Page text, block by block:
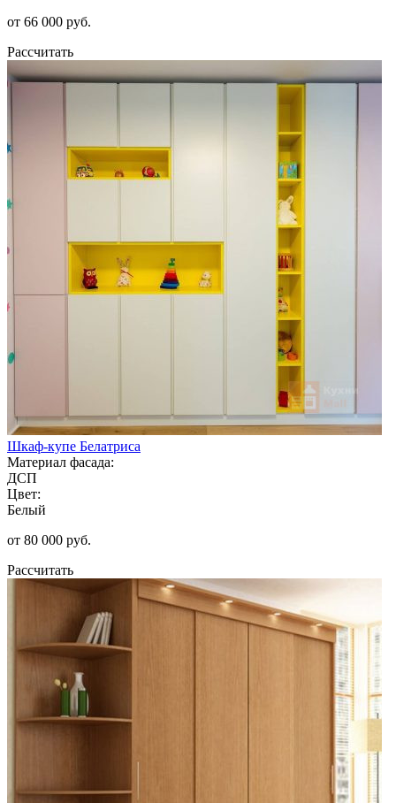
от 66 000 руб.
Рассчитать
Шкаф-купе Белатриса
Материал фасада:
ДСП
Цвет:
Белый
от 80 000 руб.
Рассчитать